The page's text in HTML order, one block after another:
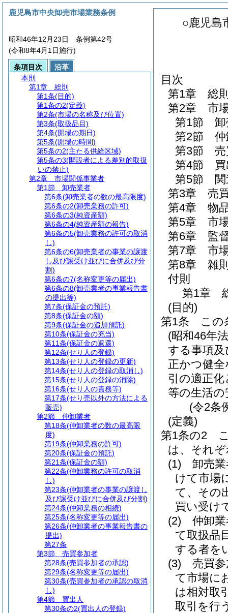
○鹿児島
目次
第1章
総
第2章
市
第1節
第2節
第3節
第4節
第5節
第3章
売
第4章
物
第5章
市
第6章
監
第7章
市
第8章
雑
付則
第1章
(目的)
第1条
この
(昭和46年
する事項
正かつ健
引の適正
等の生活
(令2条
(定義)
第1条の2
は、それ
(1)
卸売
けて市場
て、その
買い受け
(2)
仲卸
て取扱品
する者を
(3)
売買
て市場に
は相対取
取引を行
鹿児島市中央卸売市場業務条例
昭和46年12月23日 条例第42号
(令和8年4月1日施行)
条項目次
沿革
本則
第1章
総則
第1条(目的)
第1条の2(定義)
第2条(市場の名称及び位置)
第3条(取扱品目)
第4条(開場の期日)
第5条(開場の時間)
第5条の2(主たる供給区域)
第5条の3(開設者による差別的取扱
いの禁止)
第2章
市場関係事業者
第1節
卸売業者
第6条(卸売業者の数の最高限度)
第6条の2(卸売業務の許可)
第6条の3(純資産額)
第6条の4(純資産額の報告)
第6条の5(卸売業務の許可の取消
し)
第6条の6(卸売業者の事業の譲渡
し及び譲受け並びに合併及び分
割)
第6条の7(名称変更等の届出)
第6条の8(卸売業者の事業報告書
の提出等)
第7条(保証金の預託)
第8条(保証金の額)
第9条(保証金の追加預託)
第10条(保証金の充当)
第11条(保証金の返還)
第12条(せり人の登録)
第13条(せり人の登録の更新)
第14条(せり人の登録の取消し)
第15条(せり人の登録の消除)
第16条(せり人の責務等)
第17条(せり売以外の方法による
販売)
第2節
仲卸業者
第18条(仲卸業者の数の最高限
度)
第19条(仲卸業務の許可)
第20条(保証金の預託)
第21条(保証金の額)
第22条(仲卸業務の許可の取消
し)
第23条(仲卸業者の事業の譲渡し
及び譲受け並びに合併及び分割)
第24条(仲卸業務の相続)
第25条(名称変更等の届出)
第26条(仲卸業者の事業報告書の
提出)
第27条
第3節
売買参加者
第28条(売買参加者の承認)
第29条(名称変更等の届出)
第30条(売買参加者の承認の取消
し)
第4節
買出人
第30条の2(買出人の登録)